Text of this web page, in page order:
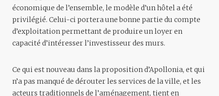
économique de l’ensemble, le modèle d’un hôtel a été
privilégié. Celui-ci portera une bonne partie du compte
d’exploitation permettant de produire un loyer en
capacité d’intéresser l’investisseur des murs.
Ce qui est nouveau dans la proposition d’Apollonia, et qui
n’a pas manqué de dérouter les services de la ville, et les
acteurs traditionnels de l’aménagement, tient en